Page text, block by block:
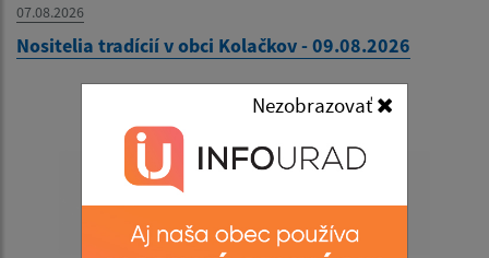
Nezobrazovať
07.08.2026
Nositelia tradícií v obci Kolačkov - 09.08.2026